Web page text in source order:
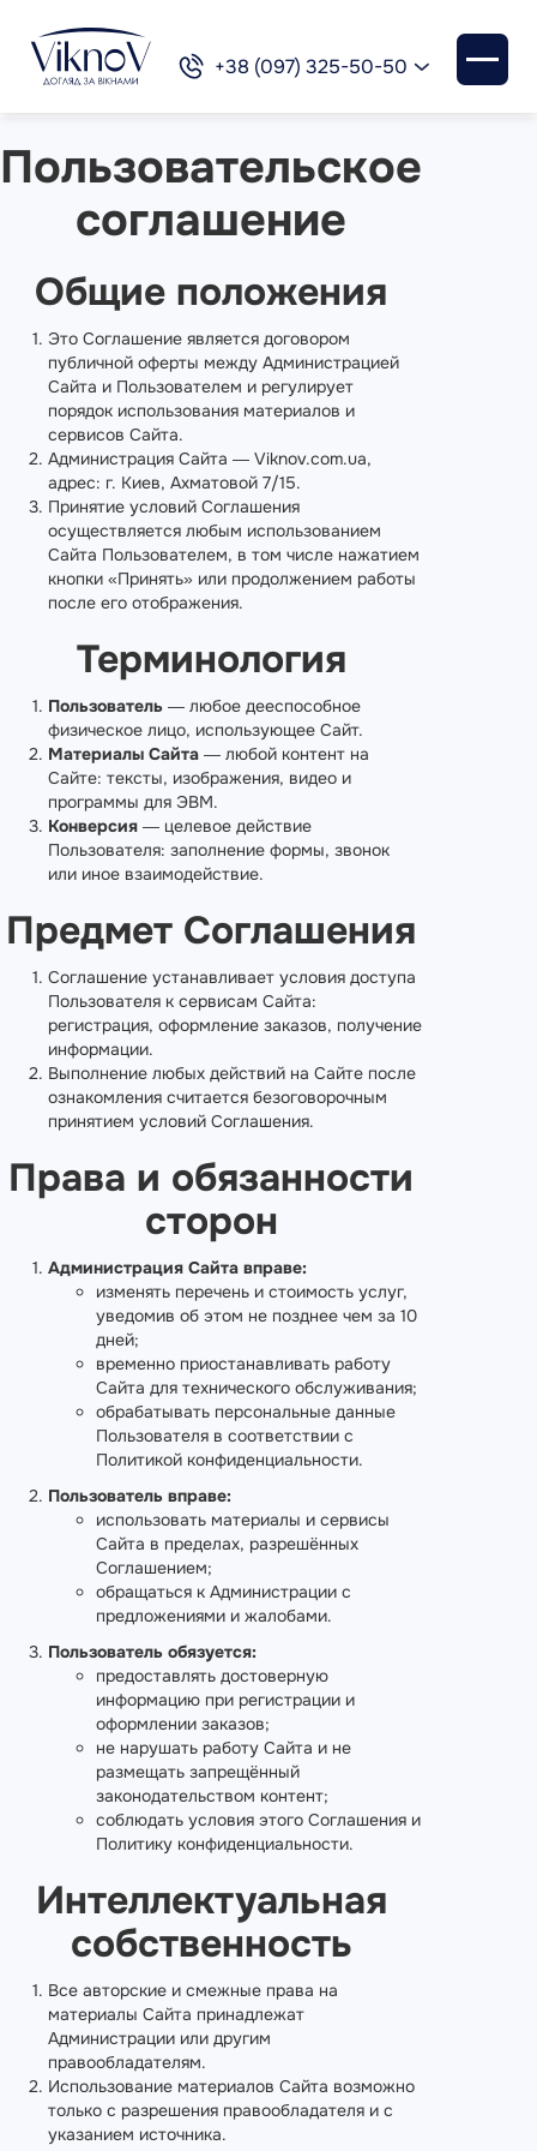
+38 (097) 325-50-50
+38 (097) 325-50-50
Пользовательское
соглашение
Общие положения
Это Соглашение является договором
публичной оферты между Администрацией
Сайта и Пользователем и регулирует
порядок использования материалов и
сервисов Сайта.
Администрация Сайта — Viknov.com.ua,
адрес: г. Киев, Ахматовой 7/15.
Принятие условий Соглашения
осуществляется любым использованием
Сайта Пользователем, в том числе нажатием
кнопки «Принять» или продолжением работы
после его отображения.
Терминология
Пользователь — любое дееспособное
физическое лицо, использующее Сайт.
Материалы Сайта — любой контент на
Сайте: тексты, изображения, видео и
программы для ЭВМ.
Конверсия — целевое действие
Пользователя: заполнение формы, звонок
или иное взаимодействие.
Предмет Соглашения
Соглашение устанавливает условия доступа
Пользователя к сервисам Сайта:
регистрация, оформление заказов, получение
информации.
Выполнение любых действий на Сайте после
ознакомления считается безоговорочным
принятием условий Соглашения.
Права и обязанности
сторон
Администрация Сайта вправе:
изменять перечень и стоимость услуг,
уведомив об этом не позднее чем за 10
дней;
временно приостанавливать работу
Сайта для технического обслуживания;
обрабатывать персональные данные
Пользователя в соответствии с
Политикой конфиденциальности.
Пользователь вправе:
использовать материалы и сервисы
Сайта в пределах, разрешённых
Соглашением;
обращаться к Администрации с
предложениями и жалобами.
Пользователь обязуется:
предоставлять достоверную
информацию при регистрации и
оформлении заказов;
не нарушать работу Сайта и не
размещать запрещённый
законодательством контент;
соблюдать условия этого Соглашения и
Политику конфиденциальности.
Интеллектуальная
собственность
Все авторские и смежные права на
материалы Сайта принадлежат
Администрации или другим
правообладателям.
Использование материалов Сайта возможно
только с разрешения правообладателя и с
указанием источника.